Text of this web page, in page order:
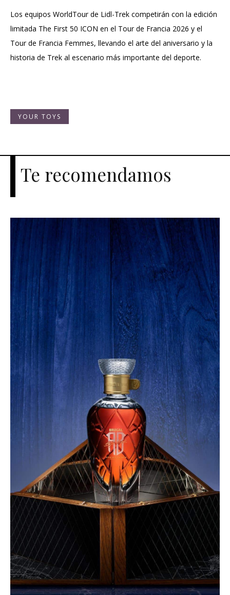
Los equipos WorldTour de Lidl-Trek competirán con la edición
limitada The First 50 ICON en el Tour de Francia 2026 y el
Tour de Francia Femmes, llevando el arte del aniversario y la
historia de Trek al escenario más importante del deporte.
YOUR TOYS
Te recomendamos